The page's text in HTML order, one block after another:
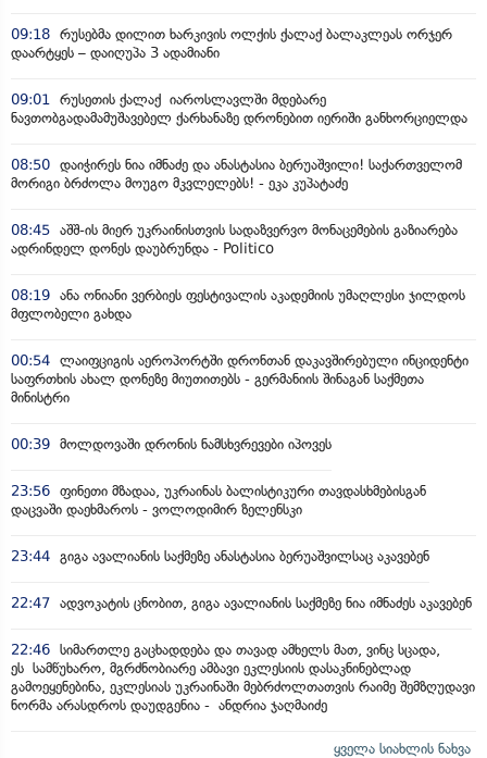
09:18 რუსებმა დილით ხარკივის ოლქის ქალაქ ბალაკლეას ორჯერ
დაარტყეს – დაიღუპა 3 ადამიანი
09:01 რუსეთის ქალაქ იაროსლავლში მდებარე
ნავთობგადამამუშავებელ ქარხანაზე დრონებით იერიში განხორციელდა
08:50 დაიჭირეს ნია იმნაძე და ანასტასია ბერუაშვილი! საქართველომ
მორიგი ბრძოლა მოუგო მკვლელებს! - ეკა კუპატაძე
08:45 აშშ-ის მიერ უკრაინისთვის სადაზვერვო მონაცემების გაზიარება
ადრინდელ დონეს დაუბრუნდა - Politico
08:19 ანა ონიანი ვერბიეს ფესტივალის აკადემიის უმაღლესი ჯილდოს
მფლობელი გახდა
00:54 ლაიფციგის აეროპორტში დრონთან დაკავშირებული ინციდენტი
საფრთხის ახალ დონეზე მიუთითებს - გერმანიის შინაგან საქმეთა
მინისტრი
00:39 მოლდოვაში დრონის ნამსხვრევები იპოვეს
23:56 ფინეთი მზადაა, უკრაინას ბალისტიკური თავდასხმებისგან
დაცვაში დაეხმაროს - ვოლოდიმირ ზელენსკი
23:44 გიგა ავალიანის საქმეზე ანასტასია ბერუაშვილსაც აკავებენ
22:47 ადვოკატის ცნობით, გიგა ავალიანის საქმეზე ნია იმნაძეს აკავებენ
22:46 სიმართლე გაცხადდება და თავად ამხელს მათ, ვინც სცადა,
ეს სამწუხარო, მგრძნობიარე ამბავი ეკლესიის დასაკნინებლად
გამოეყენებინა, ეკლესიას უკრაინაში მებრძოლთათვის რაიმე შემზღუდავი
ნორმა არასდროს დაუდგენია - ანდრია ჯაღმაიძე
ყველა სიახლის ნახვა